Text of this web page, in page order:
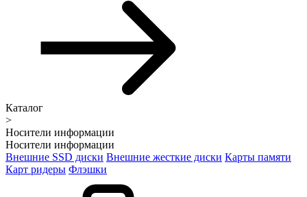
Каталог
>
Носители информации
Носители информации
Внешние SSD диски Внешние жесткие диски Карты памяти
Карт ридеры Флэшки